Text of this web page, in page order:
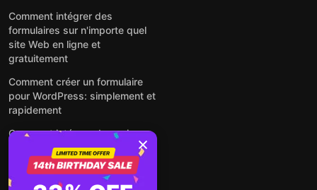
Comment intégrer des
formulaires sur n'importe quel
site Web en ligne et
gratuitement
Comment créer un formulaire
pour WordPress: simplement et
rapidement
Comment intégrer des avis
Google gratuitement sur un site
web
Comment intégrer une fenêtre